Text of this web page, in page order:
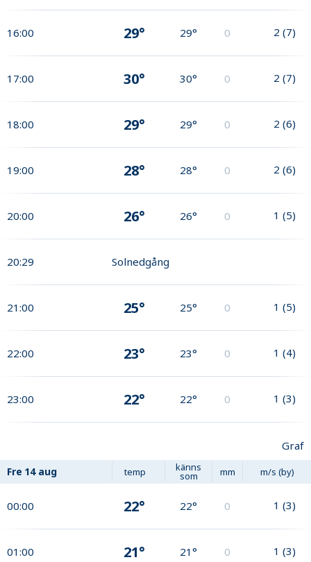
16:00 29° 29° 0 2 (7)
17:00 30° 30° 0 2 (7)
18:00 29° 29° 0 2 (6)
19:00 28° 28° 0 2 (6)
20:00 26° 26° 0 1 (5)
20:29 Solnedgång
21:00 25° 25° 0 1 (5)
22:00 23° 23° 0 1 (4)
23:00 22° 22° 0 1 (3)
Graf
Fre 14 aug temp känns
som mm m/s (by)
00:00 22° 22° 0 1 (3)
01:00 21° 21° 0 1 (3)